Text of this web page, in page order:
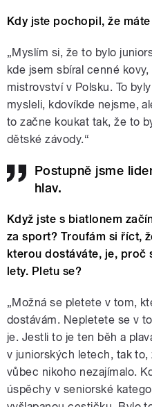
Kdy jste pochopil, že
„Myslím si, že to bylo
kde jsem sbíral cenné
mistrovství v Polsku. To
mysleli, kdovíkde nejsme,
to začne koukat tak, že to
dětské závody.“
Postupně jsme
hlav.
Když jste s biatlonem
za sport? Troufám si říct,
kterou dostáváte, je, proč
lety. Pletu se?
„Možná se pletete v tom,
dostávám. Nepletete se v
je. Jestli to je ten běh a
v juniorských letech, tak
vůbec nikoho nezajímalo.
úspěchy v seniorské